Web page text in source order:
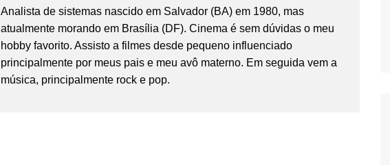
Analista de sistemas nascido em Salvador (BA) em 1980, mas
atualmente morando em Brasília (DF). Cinema é sem dúvidas o meu
hobby favorito. Assisto a filmes desde pequeno influenciado
principalmente por meus pais e meu avô materno. Em seguida vem a
música, principalmente rock e pop.